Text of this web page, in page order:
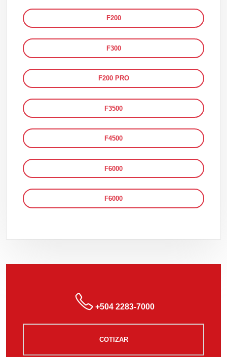
F200
F300
F200 PRO
F3500
F4500
F6000
F6000
+504 2283-7000
COTIZAR